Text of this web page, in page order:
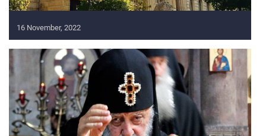
16 November, 2022